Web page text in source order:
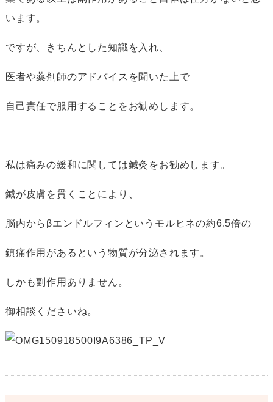
います。
ですが、きちんとした知識を入れ、
医者や薬剤師のアドバイスを聞いた上で
自己責任で服用することをお勧めします。
私は痛みの緩和に関しては鍼灸をお勧めします。
鍼が皮膚を貫くことにより、
脳内からβエンドルフィンというモルヒネの約6.5倍の
鎮痛作用があるという物質が分泌されます。
しかも副作用ありません。
御相談くださいね。